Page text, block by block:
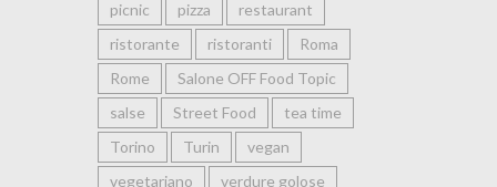
picnic
pizza
restaurant
ristorante
ristoranti
Roma
Rome
Salone OFF Food Topic
salse
Street Food
tea time
Torino
Turin
vegan
vegetariano
verdure golose